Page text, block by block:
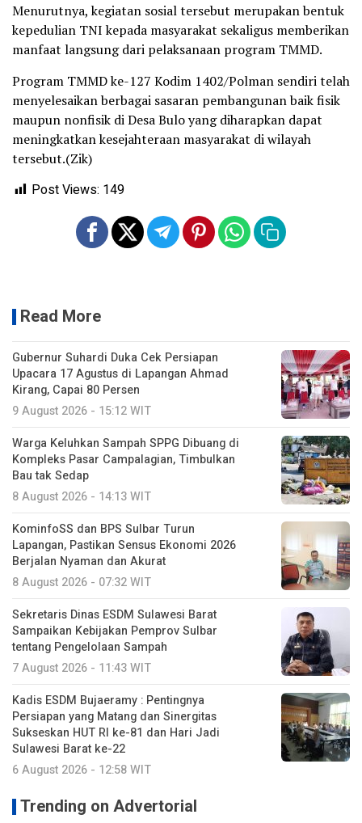
Menurutnya, kegiatan sosial tersebut merupakan bentuk
kepedulian TNI kepada masyarakat sekaligus memberikan
manfaat langsung dari pelaksanaan program TMMD.
Program TMMD ke-127 Kodim 1402/Polman sendiri telah
menyelesaikan berbagai sasaran pembangunan baik fisik
maupun nonfisik di Desa Bulo yang diharapkan dapat
meningkatkan kesejahteraan masyarakat di wilayah
tersebut.(Zik)
Post Views: 149
Read More
Gubernur Suhardi Duka Cek Persiapan
Upacara 17 Agustus di Lapangan Ahmad
Kirang, Capai 80 Persen
9 August 2026 - 15:12 WIT
Warga Keluhkan Sampah SPPG Dibuang di
Kompleks Pasar Campalagian, Timbulkan
Bau tak Sedap
8 August 2026 - 14:13 WIT
KominfoSS dan BPS Sulbar Turun
Lapangan, Pastikan Sensus Ekonomi 2026
Berjalan Nyaman dan Akurat
8 August 2026 - 07:32 WIT
Sekretaris Dinas ESDM Sulawesi Barat
Sampaikan Kebijakan Pemprov Sulbar
tentang Pengelolaan Sampah
7 August 2026 - 11:43 WIT
Kadis ESDM Bujaeramy : Pentingnya
Persiapan yang Matang dan Sinergitas
Sukseskan HUT RI ke-81 dan Hari Jadi
Sulawesi Barat ke-22
6 August 2026 - 12:58 WIT
Trending on Advertorial